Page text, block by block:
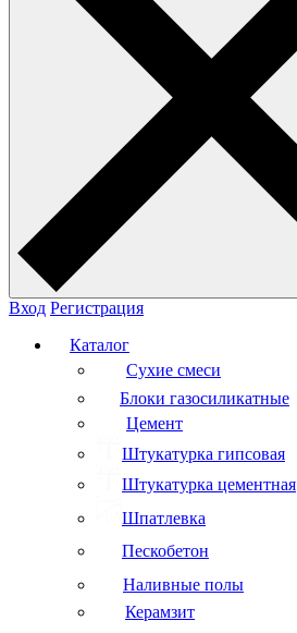
Вход Регистрация
Каталог
Сухие смеси
Блоки газосиликатные
Цемент
Штукатурка гипсовая
Штукатурка цементная
Шпатлевка
Пескобетон
Наливные полы
Керамзит